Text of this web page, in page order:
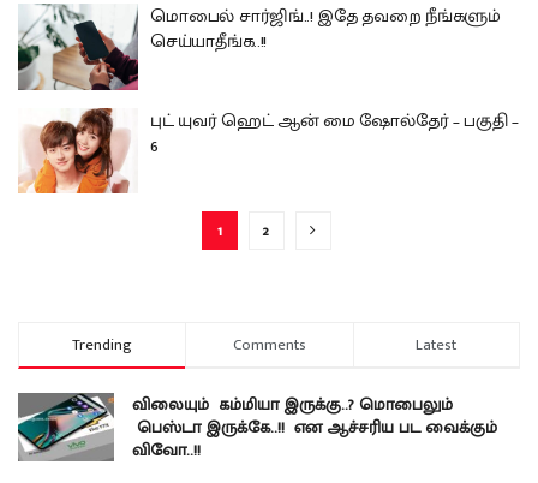
மொபைல் சார்ஜிங்..! இதே தவறை நீங்களும்
செய்யாதீங்க..!!
புட் யுவர் ஹெட் ஆன் மை ஷோல்தேர் – பகுதி –
6
1 2
Trending Comments Latest
விலையும் கம்மியா இருக்கு..? மொபைலும்
பெஸ்டா இருக்கே..!! என ஆச்சரிய பட வைக்கும்
விவோ..!!